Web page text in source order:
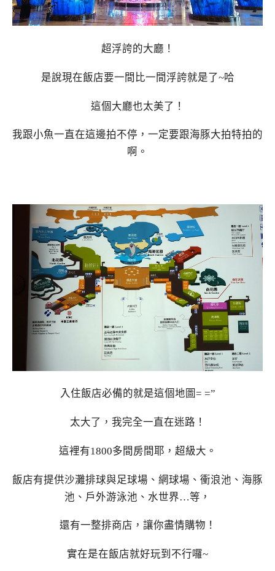
超浮誇的大廳！
是說現在飯店要一間比一間浮誇就是了~哈
這個大廳也太美了！
我跟小魚一直在這邊拍不停，一定要跟海豚大拍特拍的
啊。
入住飯店必備的就是這個地圖= =”
太大了，我完全一直在迷路！
這裡有1800多間房間耶，超級大。
飯店有提供沙灘排球與足球場、網球場、衝浪池、海豚
池、戶外游泳池、水世界…等，
還有一整排商店，讓你盡情購物！
實在是在飯店就好玩到不行囉~